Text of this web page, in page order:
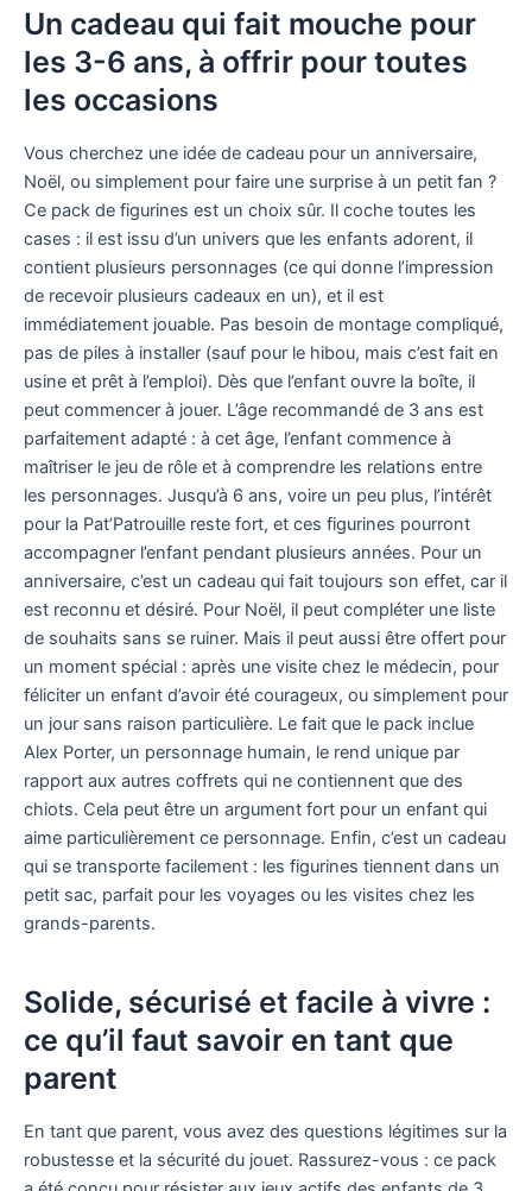
Un cadeau qui fait mouche pour
les 3-6 ans, à offrir pour toutes
les occasions
Vous cherchez une idée de cadeau pour un anniversaire,
Noël, ou simplement pour faire une surprise à un petit fan ?
Ce pack de figurines est un choix sûr. Il coche toutes les
cases : il est issu d’un univers que les enfants adorent, il
contient plusieurs personnages (ce qui donne l’impression
de recevoir plusieurs cadeaux en un), et il est
immédiatement jouable. Pas besoin de montage compliqué,
pas de piles à installer (sauf pour le hibou, mais c’est fait en
usine et prêt à l’emploi). Dès que l’enfant ouvre la boîte, il
peut commencer à jouer. L’âge recommandé de 3 ans est
parfaitement adapté : à cet âge, l’enfant commence à
maîtriser le jeu de rôle et à comprendre les relations entre
les personnages. Jusqu’à 6 ans, voire un peu plus, l’intérêt
pour la Pat’Patrouille reste fort, et ces figurines pourront
accompagner l’enfant pendant plusieurs années. Pour un
anniversaire, c’est un cadeau qui fait toujours son effet, car il
est reconnu et désiré. Pour Noël, il peut compléter une liste
de souhaits sans se ruiner. Mais il peut aussi être offert pour
un moment spécial : après une visite chez le médecin, pour
féliciter un enfant d’avoir été courageux, ou simplement pour
un jour sans raison particulière. Le fait que le pack inclue
Alex Porter, un personnage humain, le rend unique par
rapport aux autres coffrets qui ne contiennent que des
chiots. Cela peut être un argument fort pour un enfant qui
aime particulièrement ce personnage. Enfin, c’est un cadeau
qui se transporte facilement : les figurines tiennent dans un
petit sac, parfait pour les voyages ou les visites chez les
grands-parents.
Solide, sécurisé et facile à vivre :
ce qu’il faut savoir en tant que
parent
En tant que parent, vous avez des questions légitimes sur la
robustesse et la sécurité du jouet. Rassurez-vous : ce pack